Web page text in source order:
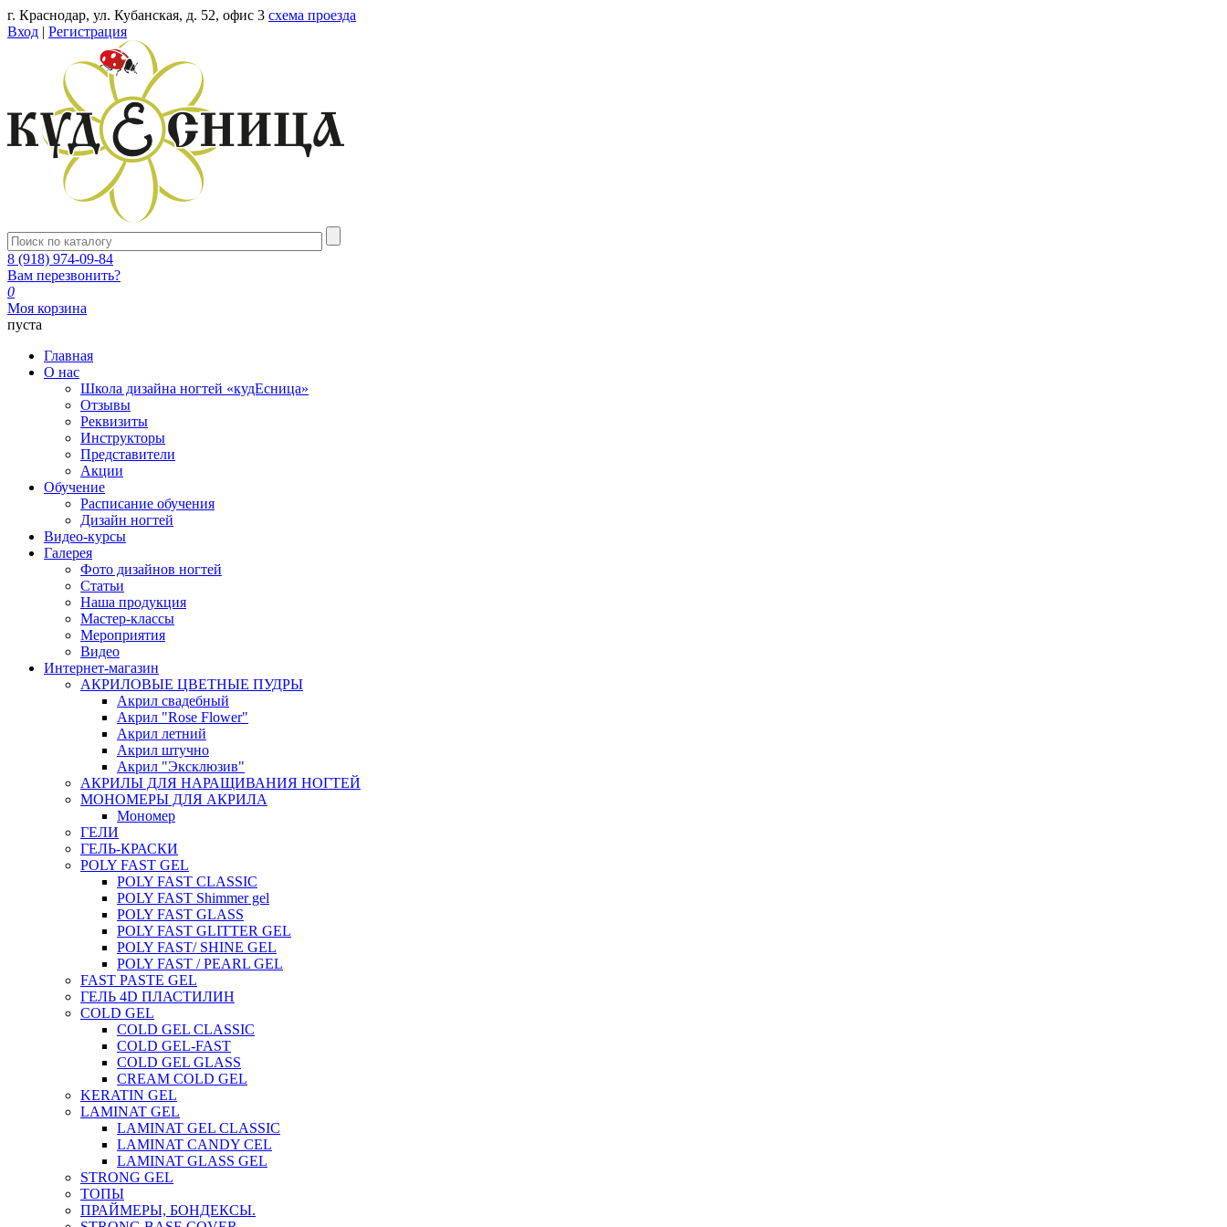
г. Краснодар, ул. Кубанская, д. 52, офис 3 схема проезда
Вход | Регистрация
8 (918) 974-09-84
Вам перезвонить?
0
Моя корзина
пуста
Главная
О нас
Школа дизайна ногтей «кудЕсница»
Отзывы
Реквизиты
Инструкторы
Представители
Акции
Обучение
Расписание обучения
Дизайн ногтей
Видео-курсы
Галерея
Фото дизайнов ногтей
Статьи
Наша продукция
Мастер-классы
Мероприятия
Видео
Интернет-магазин
АКРИЛОВЫЕ ЦВЕТНЫЕ ПУДРЫ
Акрил свадебный
Акрил "Rose Flower"
Акрил летний
Акрил штучно
Акрил "Эксклюзив"
АКРИЛЫ ДЛЯ НАРАЩИВАНИЯ НОГТЕЙ
МОНОМЕРЫ ДЛЯ АКРИЛА
Мономер
ГЕЛИ
ГЕЛЬ-КРАСКИ
POLY FAST GEL
POLY FAST CLASSIC
POLY FAST Shimmer gel
POLY FAST GLASS
POLY FAST GLITTER GEL
POLY FAST/ SHINE GEL
POLY FAST / PEARL GEL
FAST PASTE GEL
ГЕЛЬ 4D ПЛАСТИЛИН
COLD GEL
COLD GEL CLASSIC
COLD GEL-FAST
COLD GEL GLASS
CREAM COLD GEL
KERATIN GEL
LAMINAT GEL
LAMINAT GEL CLASSIС
LAMINAT CANDY CEL
LAMINAT GLASS GEL
STRONG GEL
ТОПЫ
ПРАЙМЕРЫ, БОНДЕКСЫ.